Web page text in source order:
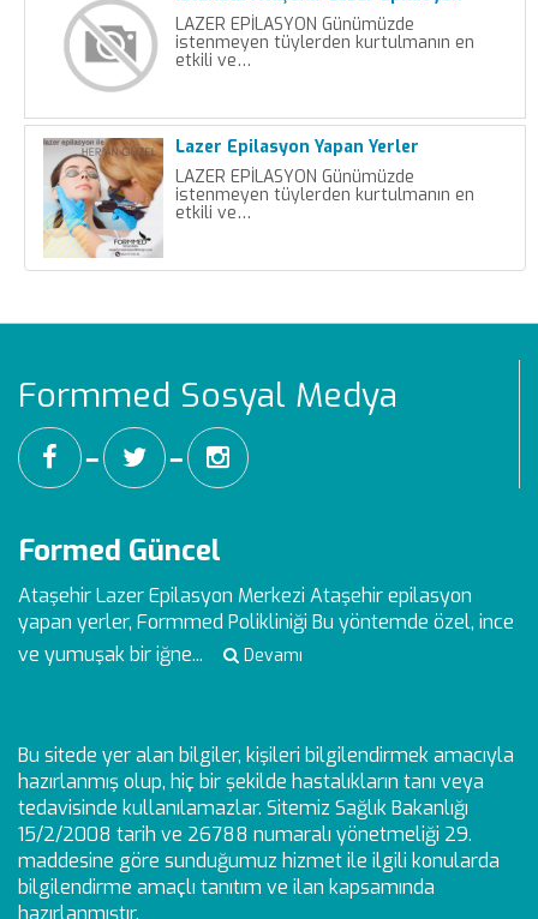
LAZER EPİLASYON Günümüzde
istenmeyen tüylerden kurtulmanın en
etkili ve…
Lazer Epilasyon Yapan Yerler
LAZER EPİLASYON Günümüzde
istenmeyen tüylerden kurtulmanın en
etkili ve…
Formmed Sosyal Medya
━ ━
Formed Güncel
Ataşehir Lazer Epilasyon Merkezi Ataşehir epilasyon
yapan yerler, Formmed Polikliniği Bu yöntemde özel, ince
ve yumuşak bir iğne...
Devamı
Bu sitede yer alan bilgiler, kişileri bilgilendirmek amacıyla
hazırlanmış olup, hiç bir şekilde hastalıkların tanı veya
tedavisinde kullanılamazlar. Sitemiz Sağlık Bakanlığı
15/2/2008 tarih ve 26788 numaralı yönetmeliği 29.
maddesine göre sunduğumuz hizmet ile ilgili konularda
bilgilendirme amaçlı tanıtım ve ilan kapsamında
hazırlanmıştır.